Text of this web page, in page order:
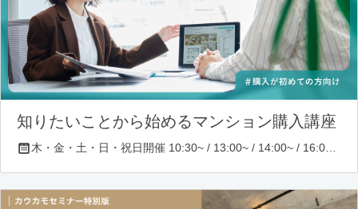
知りたいことから始めるマンション購入講座
木・金・土・日・祝日開催 10:30~ / 13:00~ / 14:00~ / 16:00~ / 17:00~/ 18:30~/ 19:30~